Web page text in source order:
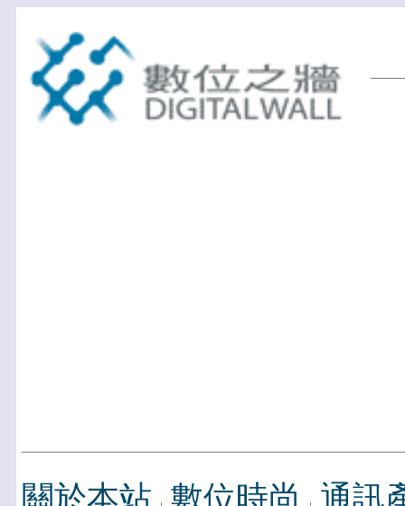
關於本站 數位時尚
通訊